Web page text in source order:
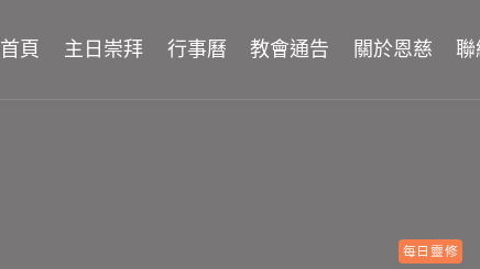
首頁 主日崇拜 行事曆 教會通告 關於恩慈
每日靈修